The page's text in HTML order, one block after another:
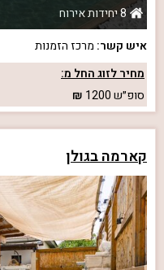
8 יחידות אירוח
איש קשר: מרכז הזמנות
מחיר לזוג החל מ:
סופ״ש1200
קארמה בגולן